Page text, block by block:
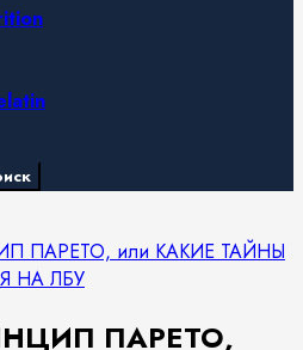
ПАРЕТО, или КАКИЕ ТАЙНЫ
НА ЛБУ
ПАРЕТО,